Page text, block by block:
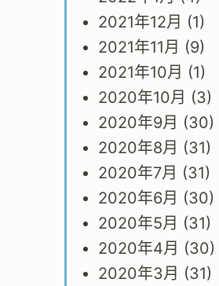
2021年12月 (1)
2021年11月 (9)
2021年10月 (1)
2020年10月 (3)
2020年9月 (30)
2020年8月 (31)
2020年7月 (31)
2020年6月 (30)
2020年5月 (31)
2020年4月 (30)
2020年3月 (31)